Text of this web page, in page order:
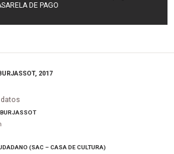
DE PAGO
2017
(SAC – CASA DE CULTURA)